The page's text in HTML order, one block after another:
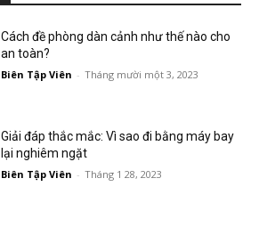
Cách đề phòng dàn cảnh như thế nào cho
an toàn?
Biên Tập Viên - Tháng mười một 3, 2023
Giải đáp thắc mắc: Vì sao đi bằng máy bay
lại nghiêm ngặt
Biên Tập Viên - Tháng 1 28, 2023